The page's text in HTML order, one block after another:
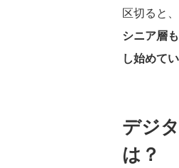
区切ると
シニア層
し始めて
デジ
は？